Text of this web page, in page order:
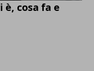
cosa fa e